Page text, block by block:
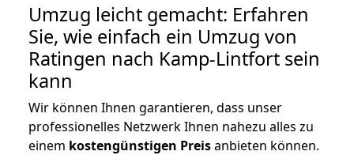
Umzug leicht gemacht: Erfahren
Sie, wie einfach ein Umzug von
Ratingen nach Kamp-Lintfort sein
kann
Wir können Ihnen garantieren, dass unser
professionelles Netzwerk Ihnen nahezu alles zu
einem kostengünstigen Preisanbieten können.